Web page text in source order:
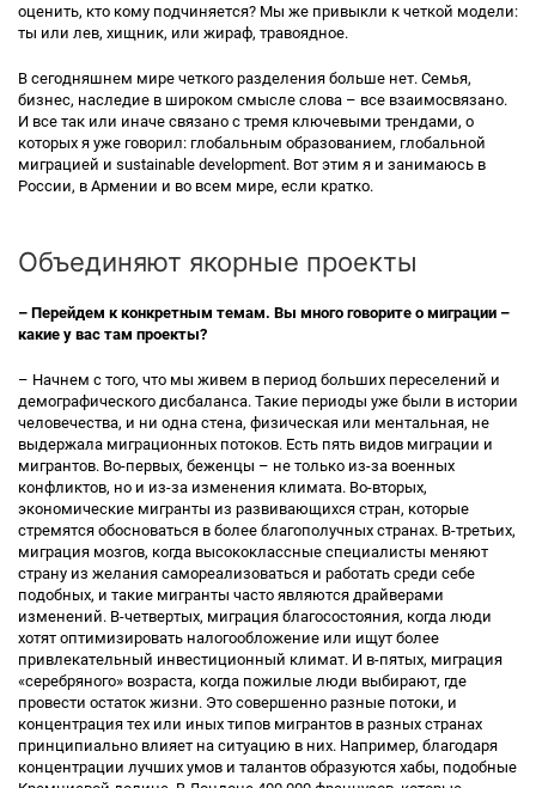
оценить, кто кому подчиняется? Мы же привыкли к четкой модели:
ты или лев, хищник, или жираф, травоядное.
В сегодняшнем мире четкого разделения больше нет. Семья,
бизнес, наследие в широком смысле слова – все взаимосвязано.
И все так или иначе связано с тремя ключевыми трендами, о
которых я уже говорил: глобальным образованием, глобальной
миграцией и sustainable development. Вот этим я и занимаюсь в
России, в Армении и во всем мире, если кратко.
Объединяют якорные проекты
– Перейдем к конкретным темам. Вы много говорите о миграции –
какие у вас там проекты?
– Начнем с того, что мы живем в период больших переселений и
демографического дисбаланса. Такие периоды уже были в истории
человечества, и ни одна стена, физическая или ментальная, не
выдержала миграционных потоков. Есть пять видов миграции и
мигрантов. Во-первых, беженцы – не только из-за военных
конфликтов, но и из-за изменения климата. Во-вторых,
экономические мигранты из развивающихся стран, которые
стремятся обосноваться в более благополучных странах. В-третьих,
миграция мозгов, когда высококлассные специалисты меняют
страну из желания самореализоваться и работать среди себе
подобных, и такие мигранты часто являются драйверами
изменений. В-четвертых, миграция благосостояния, когда люди
хотят оптимизировать налогообложение или ищут более
привлекательный инвестиционный климат. И в-пятых, миграция
«серебряного» возраста, когда пожилые люди выбирают, где
провести остаток жизни. Это совершенно разные потоки, и
концентрация тех или иных типов мигрантов в разных странах
принципиально влияет на ситуацию в них. Например, благодаря
концентрации лучших умов и талантов образуются хабы, подобные